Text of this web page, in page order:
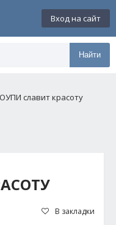
Вход на сайт
Найти
славит красоту
В закладки